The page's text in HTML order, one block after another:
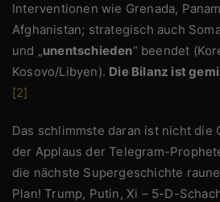
Interventionen wie Grenada,
Afghanistan; strategisch auch
und „unentschieden“ beendet
Kosovo/Libyen). Die Bilanz ist
[2]
Das schlimmste daran ist nicht die Großspurigkeit. Es ist
der Applaus der Telegram-
die nächste Supergeschichte
Plan! Trump, Putin, Xi – 5-D-